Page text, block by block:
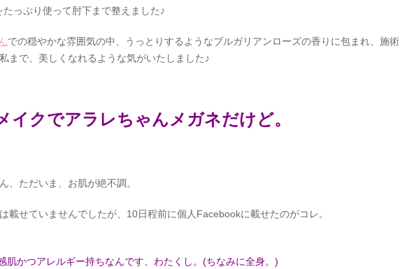
たっぷり使って肘下まで整えました♪
での穏やかな雰囲気の中、うっとりするようなブルガリアンローズの香りに包まれ、施術
まで、美しくなれるような気がいたしました♪
イクでアラレちゃんメガネだけど。
、ただいま、お肌が絶不調。
載せていませんでしたが、10日程前に個人Facebookに載せたのがコレ。
肌かつアレルギー持ちなんです、わたくし。(ちなみに全身。)